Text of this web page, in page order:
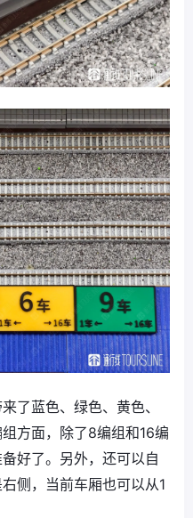
了蓝色、绿色、黄色、
方面，除了8编组和16编
好了。另外，还可以自
侧，当前车厢也可以从1